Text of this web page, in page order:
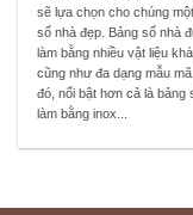
sẽ lựa chọn cho chúng
số nhà đẹp. Bảng số nhà
làm bằng nhiều vật liệu
cũng như đa dạng mẫu
đó, nổi bật hơn cả là bảng
làm bằng inox...